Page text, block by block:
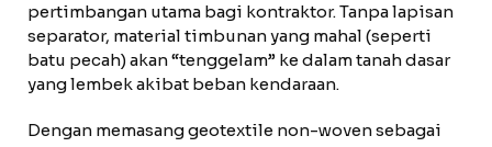
pertimbangan utama bagi kontraktor. Tanpa lapisan
separator, material timbunan yang mahal (seperti
batu pecah) akan “tenggelam” ke dalam tanah dasar
yang lembek akibat beban kendaraan.
Dengan memasang geotextile non-woven sebagai